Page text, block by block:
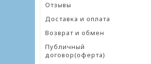
Отзывы
Доставка и оплата
Возврат и обмен
Публичный
договор(оферта)